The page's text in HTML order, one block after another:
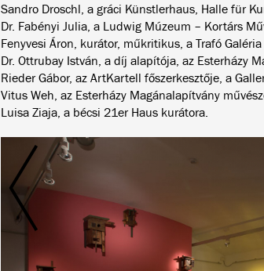
Sandro Droschl, a gráci Künstlerhaus, Halle für
Dr. Fabényi Julia, a Ludwig Múzeum – Kortárs
Fenyvesi Áron, kurátor, műkritikus, a Trafó
Dr. Ottrubay István, a díj alapítója, az Esterházy
Rieder Gábor, az ArtKartell főszerkesztője, a
Vitus Weh, az Esterházy Magánalapítvány
Luisa Ziaja, a bécsi 21er Haus kurátora.